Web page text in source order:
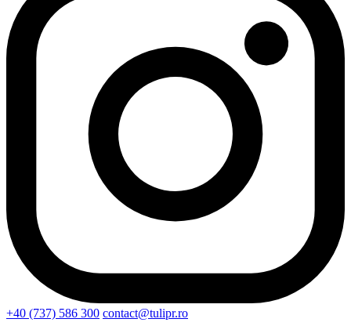
+40 (737) 586 300 contact@tulipr.ro